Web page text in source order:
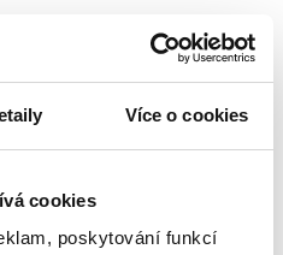
Více o cookies
cookies
poskytování funkcí